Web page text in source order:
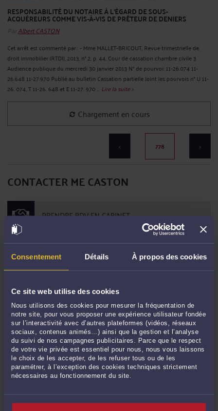
Consentement Détails À propos des cookies
Ce site web utilise des cookies
Nous utilisons des cookies pour mesurer la fréquentation de
notre site, pour vous proposer une expérience utilisateur fondée
sur l’interactivité avec d’autres plateformes (vidéos, réseaux
sociaux, contenus animés…) ainsi que la gestion et l’analyse
du suivi de nos campagnes publicitaires. Parce que le respect
de votre vie privée est essentiel pour nous, nous vous laissons
le choix de les accepter, de les refuser tous ou de les
paramétrer, à l’exception des cookies techniques strictement
nécessaires au fonctionnement du site.
RESPONSABILITÉ DU NOTAIRE À L'ÉGARD DE SOUS-
ACQUÉREURS COMME VIS-À-VIS DE PRÊTEUR DE DENIERS
ParAlbert CASTON
Cet arrêt est commenté par : - Mme MALLET-BRICOUT, Revue trimestrielle de
droit immobilier (RTDI), 2013, n° 2, p. 44. Cour de cassation chambre civile 3
Audience publique du mercredi 30 janvier 2013 N° de pourvoi: 11-26.074 11-
26.648 11-27.970 Publié au bulletin Cassation partielle Joint les pourvois n° U 11-
26. 074, T 11-26. 648 et E 11-27. 970 ... Lire la suite >
Il n'y a plus d'élément à afficher
779
CONSULTER PAR TÉLÉPHONE
POSER UNE QUESTION ÉCRITE
Derniers commentaires
distinguer le bien-fondé de "fait" ... »
Le 11 mai 2026 à 18:28surLe demandeur doit-il établir ...